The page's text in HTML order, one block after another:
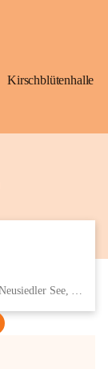
Kirschblütenhalle
Eisenstädter Straße 18, 7091 Breitenbrunn am Neusiedler See, AUT